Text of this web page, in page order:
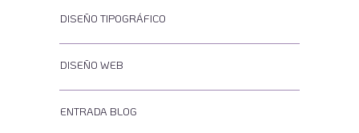
DISEÑO TIPOGRÁFICO
DISEÑO WEB
ENTRADA BLOG